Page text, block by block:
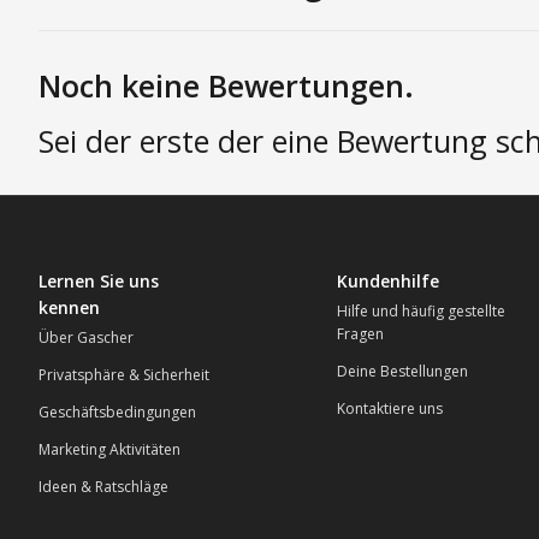
Noch keine Bewertungen.
Sei der erste der eine Bewertung
Lernen Sie uns
kennen
Über Gascher
Privatsphäre & Sicherheit
Geschäftsbedingungen
Marketing Aktivitäten
Ideen & Ratschläge
Kundenhilfe
Hilfe und häufig gestellte
Fragen
Deine Bestellungen
Kontaktiere uns